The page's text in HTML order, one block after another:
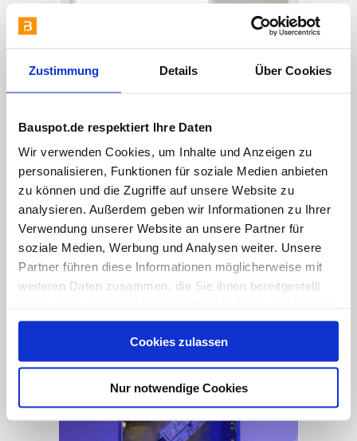
Zustimmung Details Über Cookies
Bauspot.de respektiert Ihre Daten
Wir verwenden Cookies, um Inhalte und Anzeigen zu
personalisieren, Funktionen für soziale Medien anbieten
zu können und die Zugriffe auf unsere Website zu
analysieren. Außerdem geben wir Informationen zu Ihrer
Verwendung unserer Website an unsere Partner für
soziale Medien, Werbung und Analysen weiter. Unsere
Partner führen diese Informationen möglicherweise mit
weiteren Daten zusammen, die Sie ihnen bereitgestellt
gesammelt haben. Hier finden Sie Informationen zum
und unserImpressum.
Cookies zulassen
Nur notwendige Cookies
vor 2 Monaten
Zubehör für die AluAkustik - Revisionsklappen-Halterung